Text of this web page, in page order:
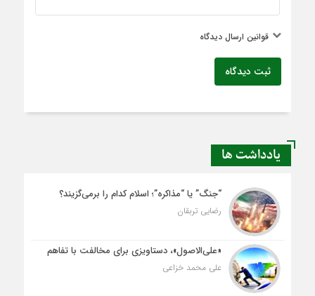
قوانین ارسال دیدگاه
ثبت دیدگاه
یادداشت ها
“جنگ” یا “مذاکره”؛ اسلام کدام را برمی‌گزیند؟
رضایی تربقان
«علی‌الاصول»، دستاویزی برای مخالفت با تفاهم
علی محمد خزاعی